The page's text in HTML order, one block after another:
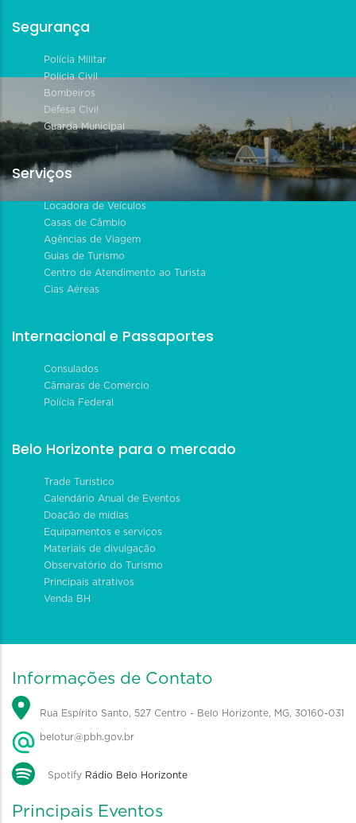
Segurança
Polícia Militar
Polícia Civil
Bombeiros
Defesa Civil
Guarda Municipal
Serviços
Locadora de Veículos
Casas de Câmbio
Agências de Viagem
Guias de Turismo
Centro de Atendimento ao Turista
Cias Aéreas
Internacional e Passaportes
Consulados
Câmaras de Comércio
Polícia Federal
Belo Horizonte para o mercado
Trade Turístico
Calendário Anual de Eventos
Doação de mídias
Equipamentos e serviços
Materiais de divulgação
Observatório do Turismo
Principais atrativos
Venda BH
Informações de Contato
Rua Espírito Santo, 527 Centro - Belo Horizonte, MG, 30160-031
belotur@pbh.gov.br
Spotify Rádio Belo Horizonte
Principais Eventos